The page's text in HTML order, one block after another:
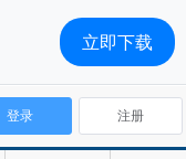
登录 注册
立即下载